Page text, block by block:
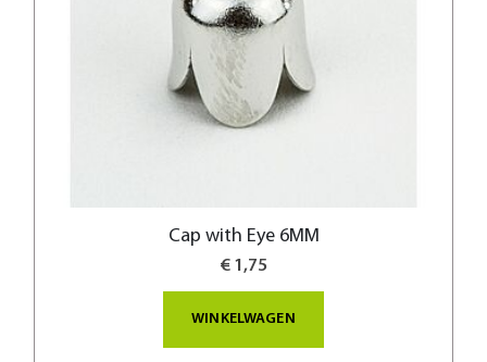
Cap with Eye 6MM
€ 1,75
WINKELWAGEN